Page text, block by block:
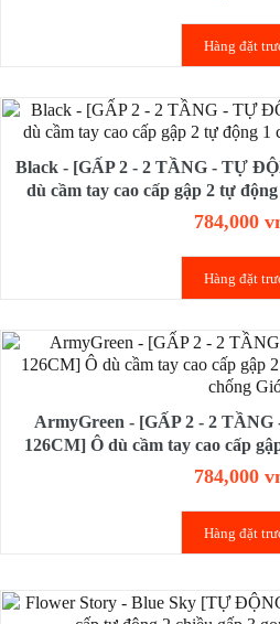
Hàng đặt
Black - [GẤP 2 - 2 TẦNG - TỰ
dù cầm tay cao cấp gập 2 tự
Gió
784,000
Hàng đặt
ArmyGreen - [GẤP 2 - 2
126CM] Ô dù cầm tay cao cấp
Uv, chống
784,000
Hàng đặt